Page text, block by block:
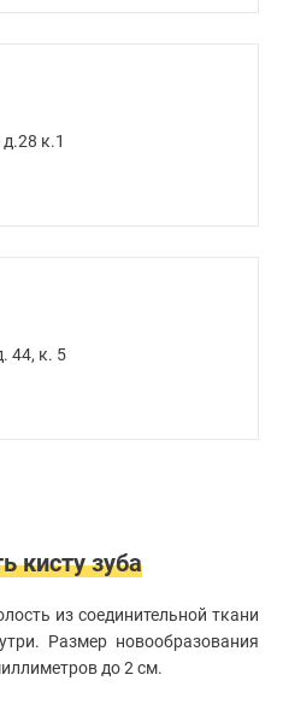
к.1
44, к. 5
кисту зуба
из соединительной ткани
Размер новообразования
до 2 см.